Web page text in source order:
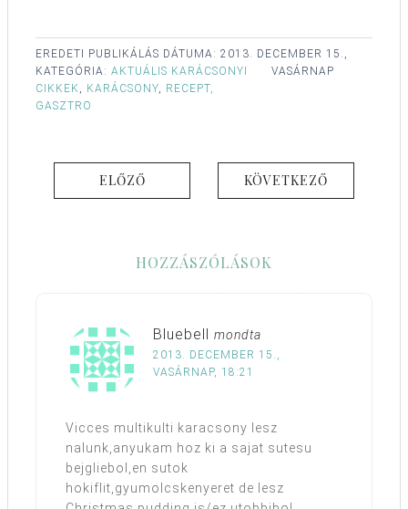
EREDETI PUBLIKÁLÁS DÁTUMA: 2013. DECEMBER 15.,
VASÁRNAP
KATEGÓRIA: AKTUÁLIS KARÁCSONYI
CIKKEK , KARÁCSONY, RECEPT,
GASZTRO
ELŐZŐ KÖVETKEZŐ
HOZZÁSZÓLÁSOK
Bluebell mondta
2013. DECEMBER 15.,
VASÁRNAP, 18:21
Vicces multikulti karacsony lesz
nalunk,anyukam hoz ki a sajat sutesu
bejgliebol,en sutok
hokiflit,gyumolcskenyeret de lesz